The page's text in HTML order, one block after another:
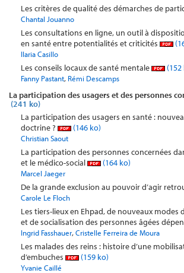
Les critères de qualité des démarches de
Chantal Jouanno
Les consultations en ligne, un outil à
en santé entre potentialités et criticités
Ilaria Casillo
Les conseils locaux de santé mentale (152
Fanny Pastant, Rémi Descamps
La participation des usagers et des personnes
(241 ko)
La participation des usagers en santé :
doctrine ?
(146 ko)
Christian Saout
La participation des personnes concernées
et le médico-social
(164 ko)
Marcel Jaeger
De la grande exclusion au pouvoir d’agir
Carole Le Floch
Les tiers-lieux en Ehpad, de nouveaux modes
et de socialisation des personnes âgées
Ingrid Fasshauer,Cristelle Ferreira de Moura
Les malades des reins : histoire d’une
d’embuches
(159 ko)
Yvanie Caillé